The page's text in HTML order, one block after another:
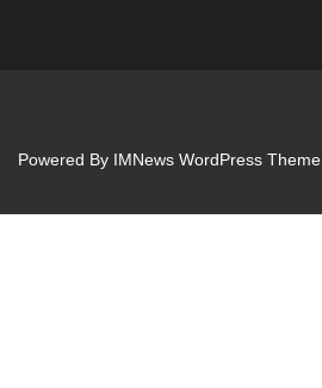
Powered By IMNews WordPress Theme